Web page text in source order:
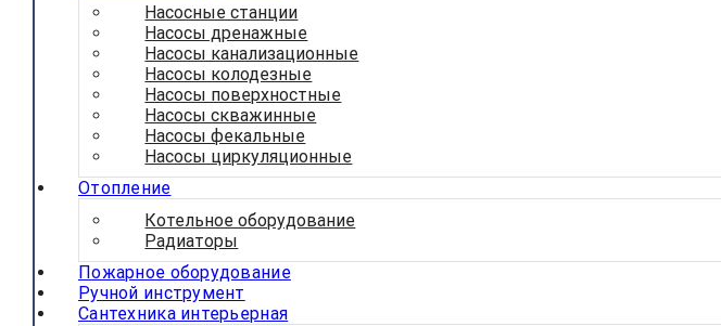
Насосные станции
Насосы дренажные
Насосы канализационные
Насосы колодезные
Насосы поверхностные
Насосы скважинные
Насосы фекальные
Насосы циркуляционные
Отопление
Котельное оборудование
Радиаторы
Пожарное оборудование
Ручной инструмент
Сантехника интерьерная